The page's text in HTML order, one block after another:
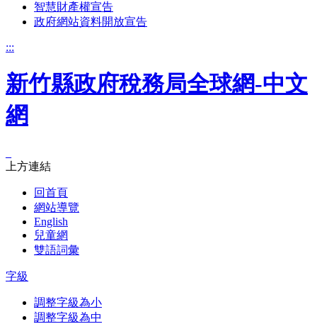
智慧財產權宣告
政府網站資料開放宣告
:::
新竹縣政府稅務局全球網-中文
網
上方連結
回首頁
網站導覽
English
兒童網
雙語詞彙
字級
調整字級為小
調整字級為中